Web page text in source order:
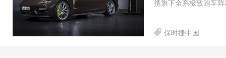
携旗下全系极致跑车
保时捷中国